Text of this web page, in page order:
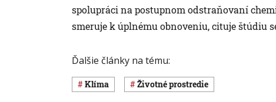
spolupráci na postupnom odstraňovaní
smeruje k úplnému obnoveniu, cituje štúdiu
Ďalšie články na tému:
klíma Životné prostredie